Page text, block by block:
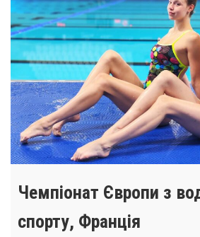
Чемпіонат Європи з
спорту, Франція